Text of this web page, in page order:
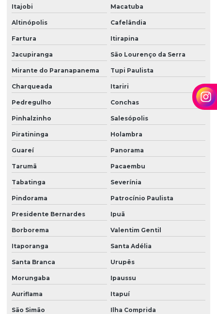
Torre de monitoramento
Trabalho em altura limpeza de fachada
Trabalho em altura limpeza de vidros
Zelador terceirizado
Zeladoria condominial
Zeladoria de condomínios
Zeladoria e limpeza
Itajobi Macatuba
Altinópolis Cafelândia
Fartura Itirapina
Jacupiranga São Lourenço da Serra
Mirante do Paranapanema Tupi Paulista
Charqueada Itariri
Pedregulho Conchas
Pinhalzinho Salesópolis
Piratininga Holambra
Guareí Panorama
Tarumã Pacaembu
Tabatinga Severínia
Pindorama Patrocínio Paulista
Presidente Bernardes Ipuã
Borborema Valentim Gentil
Itaporanga Santa Adélia
Santa Branca Urupês
Morungaba Ipaussu
Auriflama Itapuí
São Simão Ilha Comprida